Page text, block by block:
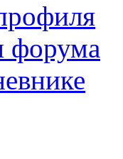
форума